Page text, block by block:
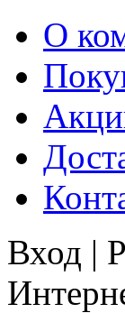
О
Вход |